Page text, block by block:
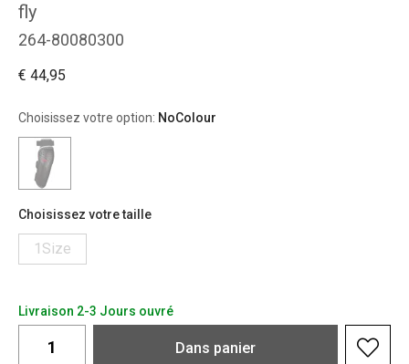
fly
264-80080300
€ 44,95
Choisissez votre option: NoColour
Choisissez votre taille
1Size
Livraison 2-3 Jours ouvré
Dans panier